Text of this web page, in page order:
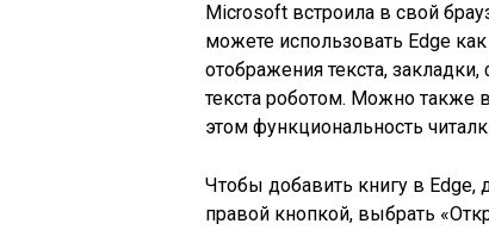
Microsoft встроила в свой
можете использовать Edge
отображения текста,
текста роботом. Можно также
этом функциональность
Чтобы добавить книгу в Edge,
правой кнопкой, выбрать